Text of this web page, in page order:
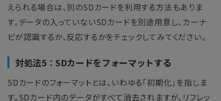
えられる場合は、別のSDカードを利用する方法もありま
す。データの入っていないSDカードを別途用意し、カーナ
ビが認識するか、反応するかをチェックしてみてください。
対処法5：SDカードをフォーマットする
SDカードのフォーマットとは、いわゆる「初期化」を指しま
す。SDカード内のデータがすべて消去されますが、リフレッ